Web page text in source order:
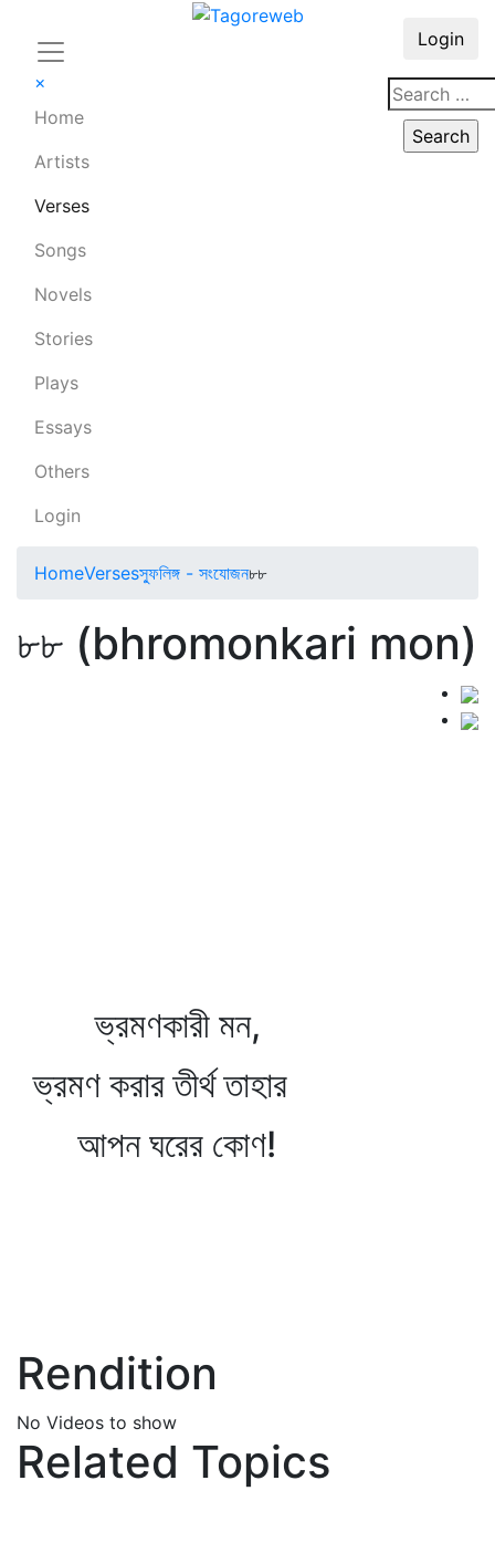
×
Home
Artists
Verses
Songs
Novels
Stories
Plays
Essays
Others
Login
Login
HomeVersesস্ফুলিঙ্গ - সংযোজন৮৮
৮৮ (bhromonkari mon)
ভ্রমণকারী মন,
ভ্রমণ করার তীর্থ তাহার
আপন ঘরের কোণ!
Rendition
No Videos to show
Related Topics